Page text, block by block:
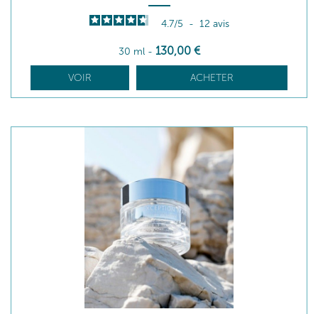
4.7/5 - 12 avis
30 ml - 130,00 €
VOIR ACHETER